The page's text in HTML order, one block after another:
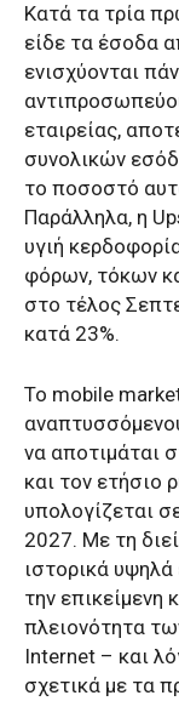
Κατά τα τρία
είδε τα έσοδα
ενισχύονται
εταιρείας,
συνολικών
το ποσοστό
Παράλληλα, η
υγιή
φόρων, τόκων
στο τέλος
κατά 23%.
Το mobile
να αποτιμάται
και τον ετήσιο
υπολογίζεται
2027. Με τη
ιστορικά
την
πλειονότητα
Internet – και
σχετικά με τα